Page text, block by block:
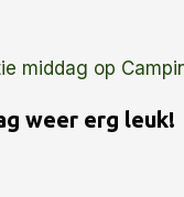
weer erg leuk!